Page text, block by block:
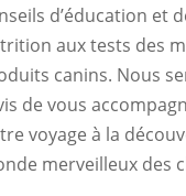
d’éducation et
aux tests des
canins. Nous
de vous
voyage à la
merveilleux des